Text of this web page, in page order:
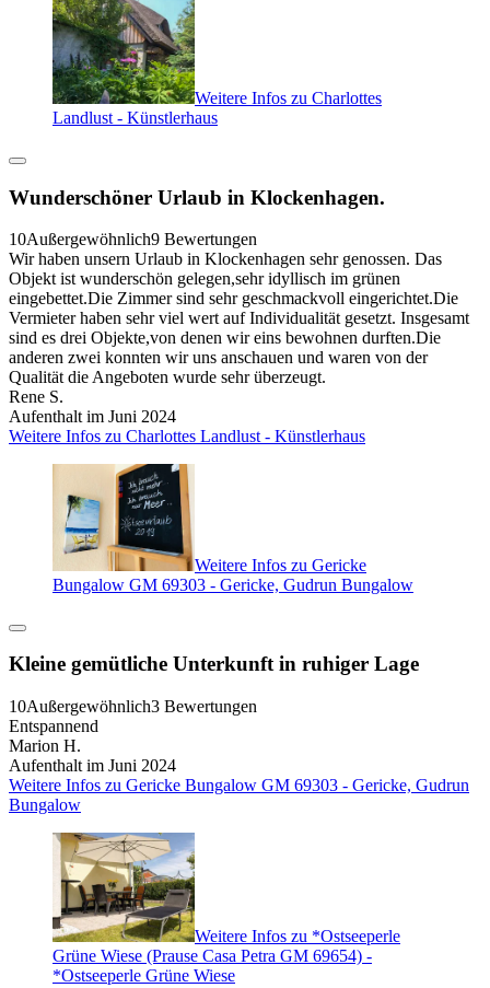
Weitere Infos zu Charlottes
Landlust - Künstlerhaus
Wunderschöner Urlaub in Klockenhagen.
10Außergewöhnlich9 Bewertungen
Wir haben unsern Urlaub in Klockenhagen sehr genossen. Das
Objekt ist wunderschön gelegen,sehr idyllisch im grünen
eingebettet.Die Zimmer sind sehr geschmackvoll eingerichtet.Die
Vermieter haben sehr viel wert auf Individualität gesetzt. Insgesamt
sind es drei Objekte,von denen wir eins bewohnen durften.Die
anderen zwei konnten wir uns anschauen und waren von der
Qualität die Angeboten wurde sehr überzeugt.
Rene S.
Aufenthalt im Juni 2024
Weitere Infos zu Charlottes Landlust - Künstlerhaus
Weitere Infos zu Gericke
Bungalow GM 69303 - Gericke, Gudrun Bungalow
Kleine gemütliche Unterkunft in ruhiger Lage
10Außergewöhnlich3 Bewertungen
Entspannend
Marion H.
Aufenthalt im Juni 2024
Weitere Infos zu Gericke Bungalow GM 69303 - Gericke, Gudrun
Bungalow
Weitere Infos zu *Ostseeperle
Grüne Wiese (Prause Casa Petra GM 69654) -
*Ostseeperle Grüne Wiese